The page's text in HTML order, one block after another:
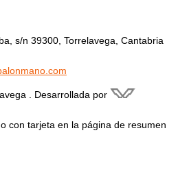
s/n 39300, Torrelavega, Cantabria
. Desarrollada por
con tarjeta en la página de resumen